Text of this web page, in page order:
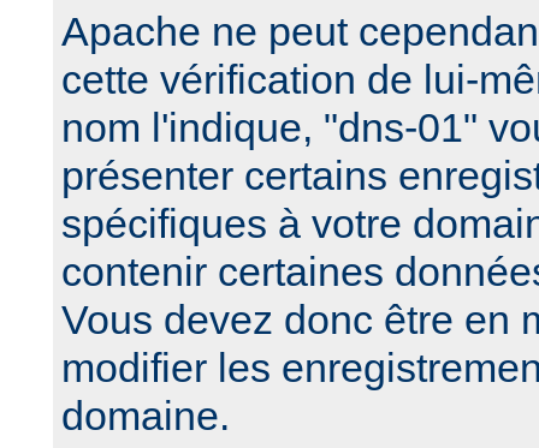
Apache ne peut
cette vérification de lui-
nom l'indique, "dns-01"
présenter certains
spécifiques à votre
contenir certaines
Vous devez donc être en
modifier les
domaine.